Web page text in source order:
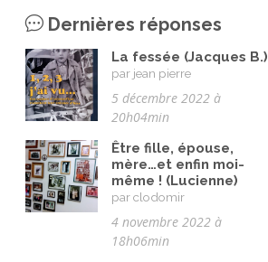
Immigration autre (3)
Immigration européenne et
descendants
(23)
Immigration nord africaine et
descendants (18)
Immigration subsaharienne et
descendants (18)
Juif.ve (être) (10)
Dernières réponses
La fessée (Jacques B.)
par jean pierre
5 décembre 2022 à
20h04min
Être fille, épouse,
mère…et enfin moi-
même ! (Lucienne)
par clodomir
4 novembre 2022 à
18h06min